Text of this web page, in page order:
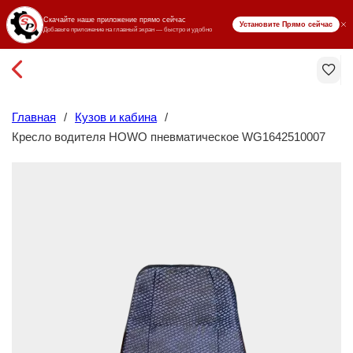
₸ KZT
Главная / Кузов и кабина /
Кресло водителя HOWO пневматическое WG1642510007